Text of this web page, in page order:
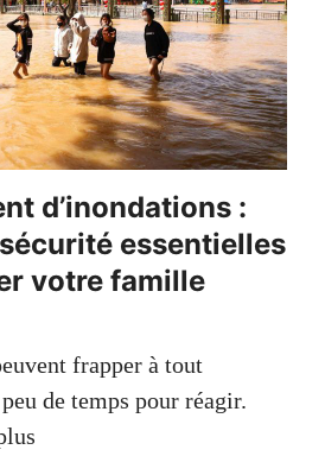
d’inondations :
essentielles
votre famille
frapper à tout
de temps pour réagir.